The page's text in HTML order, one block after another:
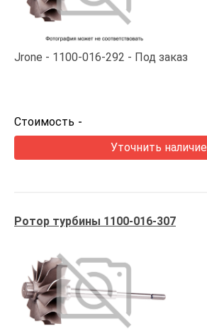
Jrone 1100-016-292 Под заказ
Стоимость -
Уточнить наличие
Ротор турбины 1100-016-307